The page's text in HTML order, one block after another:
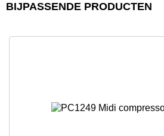
BIJPASSENDE PRODUCTEN